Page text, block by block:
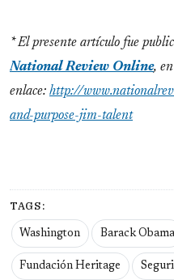
* El presente artículo fue
National Review Online,
enlace: http://
and-purpose-jim-talent
TAGS:
Washington Barack Obama
Fundación Heritage